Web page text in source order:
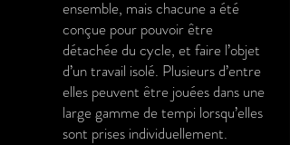
ensemble, mais chacune a été
conçue pour pouvoir être
détachée du cycle, et faire l’objet
d’un travail isolé. Plusieurs d’entre
elles peuvent être jouées dans une
large gamme de tempi lorsqu’elles
sont prises individuellement.